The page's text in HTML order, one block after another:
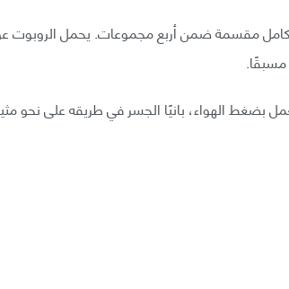
الجسور باستخدام 64 عجلة دوارة بالكامل مقسمة ضمن أربع مجموعات. يحمل
بضغط الهواء، بانيًا الجسر في طريقه على نحو